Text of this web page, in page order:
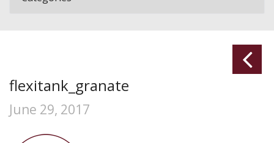
flexitank_granate
June 29, 2017